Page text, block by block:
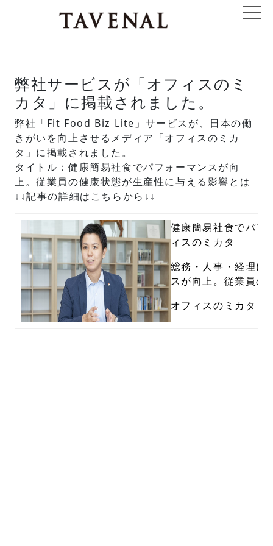
弊社サービスが「オフィスのミ
カタ」に掲載されました。
弊社「Fit Food Biz Lite」サービスが、日本の働
きがいを向上させるメディア「オフィスのミカ
タ」に掲載されました。
タイトル：健康簡易社食でパフォーマンスが向
上。従業員の健康状態が生産性に与える影響とは
↓↓記事の詳細はこちらから↓↓
健康簡易社食でパフ
ィスのミカタ
総務・人事・経理に
スが向上。従業員の
オフィスのミカタ